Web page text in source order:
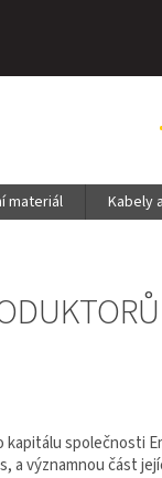
materiál Kabely
kapitálu společnosti
a významnou část